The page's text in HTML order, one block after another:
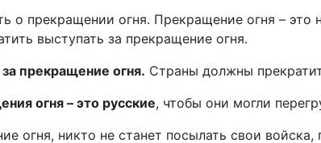
о прекращении огня. Прекращение огня –
выступать за прекращение огня.
прекращение огня. Страны должны
огня – это русские, чтобы они могли
огня, никто не станет посылать свои